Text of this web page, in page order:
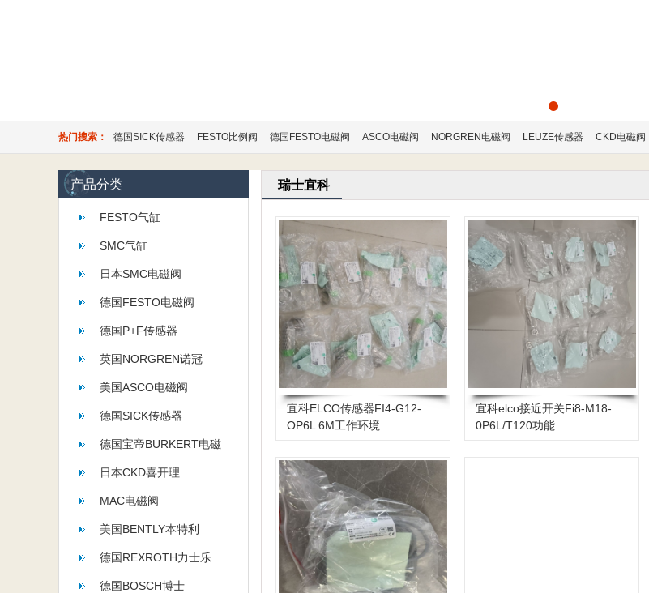
热门搜索： 德国SICK传感器 FESTO比例阀 德国FESTO电磁阀 ASCO电磁阀 NORGREN电磁阀 LEUZE传感器 CKD电磁阀
产品分类
FESTO气缸
SMC气缸
日本SMC电磁阀
德国FESTO电磁阀
德国P+F传感器
英国NORGREN诺冠
美国ASCO电磁阀
德国SICK传感器
德国宝帝BURKERT电磁
阀
日本CKD喜开理
MAC电磁阀
美国BENTLY本特利
德国REXROTH力士乐
德国BOSCH博士
瑞士宜科
宜科ELCO传感器FI4-G12-
OP6L 6M工作环境
宜科elco接近开关Fi8-M18-
0P6L/T120功能